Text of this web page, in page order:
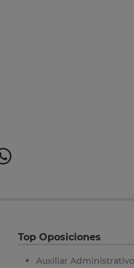
Top Oposiciones
Auxiliar Administrativo